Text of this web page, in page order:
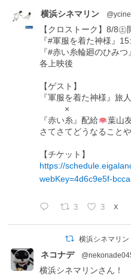
横浜シネマリン
【クロストーク】8/8
『#軍服を着た神様』
『#赤い糸輪廻のひみ
各上映後
【ゲスト】
『軍服を着た神様』旅人
×
『赤い糸』配給
葉山
さてさてどうなることや
【チケット】
https://
webKey=4d6c9e5f-
3 3 X
横浜シネマリ
ネコナデ
横浜シネマリンさん！